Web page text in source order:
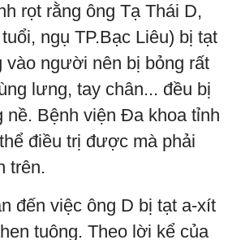
rọt rằng ông Tạ Thái D,
ngụ TP.Bạc Liêu) bị tạt
vào người nên bị bỏng rất
lưng, tay chân... đều bị
nề. Bệnh viện Đa khoa tỉnh
điều trị được mà phải
trên.
đến việc ông D bị tạt a-xít
tuông. Theo lời kể của